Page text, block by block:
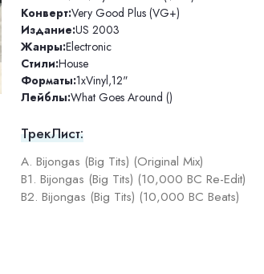
Конверт:Very Good Plus (VG+)
Издание:US 2003
Жанры:Electronic
Стили:House
Форматы:1xVinyl,12"
Лейблы:What Goes Around ()
ТрекЛист:
A. Bijongas (Big Tits) (Original Mix)
B1. Bijongas (Big Tits) (10,000 BC Re-Edit)
B2. Bijongas (Big Tits) (10,000 BC Beats)